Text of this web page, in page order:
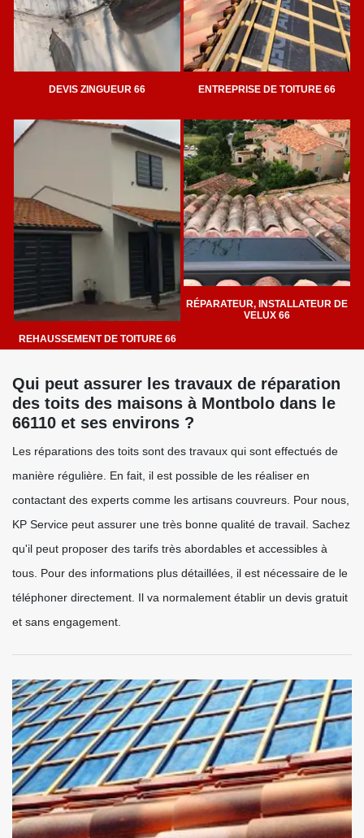
DEVIS ZINGUEUR 66 ENTREPRISE DE TOITURE 66
REHAUSSEMENT DE TOITURE 66
RÉPARATEUR, INSTALLATEUR DE
VELUX 66
Qui peut assurer les travaux de réparation
des toits des maisons à Montbolo dans le
66110 et ses environs ?
Les réparations des toits sont des travaux qui sont effectués de
manière régulière. En fait, il est possible de les réaliser en
contactant des experts comme les artisans couvreurs. Pour nous,
KP Service peut assurer une très bonne qualité de travail. Sachez
qu'il peut proposer des tarifs très abordables et accessibles à
tous. Pour des informations plus détaillées, il est nécessaire de le
téléphoner directement. Il va normalement établir un devis gratuit
et sans engagement.